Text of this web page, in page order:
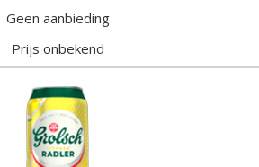
Geen aanbieding
Prijs onbekend